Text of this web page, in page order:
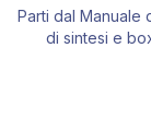
Parti dal Manuale
di sintesi e